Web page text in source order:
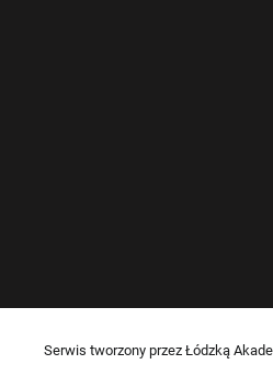
Serwis tworzony przez Łódzką